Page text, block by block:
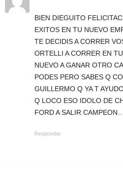
BIEN DIEGUITO
EXITOS EN TU NUEVO
TE DECIDIS A CORRER
ORTELLI A CORRER EN
NUEVO A GANAR OTRO
PODES PERO SABES Q
GUILLERMO Q YA T
Q LOCO ESO IDOLO DE
FORD A SALIR
Responder